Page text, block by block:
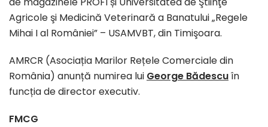
Agricole şi Medicină Veterinară a Banatului „Regele
Mihai I al României” – USAMVBT, din Timişoara.
AMRCR (Asociația Marilor Rețele Comerciale din
România) anunță numirea lui George Bădescuîn
funcția de director executiv.
FMCG